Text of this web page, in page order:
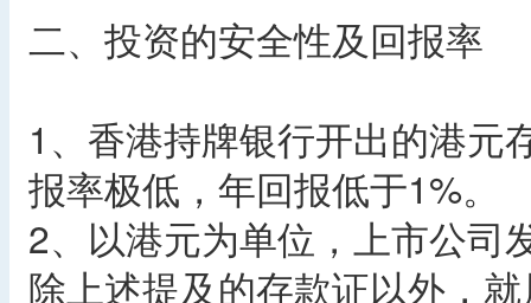
二、投资的安全性及回报率
1、香港持牌银行开出的港元
报率极低，年回报低于1%。
2、以港元为单位，上市公司
除上述提及的存款证以外，